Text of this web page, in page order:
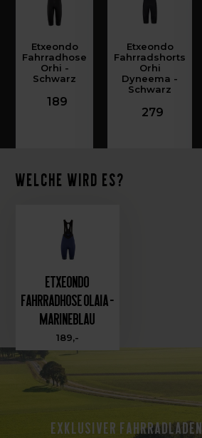
Etxeondo
Fahrradhose
Orhi -
Schwarz
189
Etxeondo
Fahrradshorts
Orhi
Dyneema -
Schwarz
279
Welche wird es?
Etxeondo
Fahrradhose Olaia -
Marineblau
189,-
Exklusiver Fahrradladen